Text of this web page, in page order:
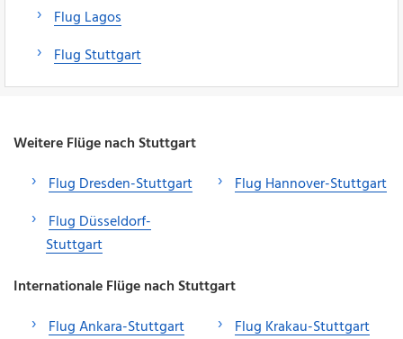
Flug Lagos
Flug Stuttgart
Weitere Flüge nach Stuttgart
Flug Dresden-Stuttgart
Flug Düsseldorf-
Stuttgart
Flug Hannover-Stuttgart
Internationale Flüge nach Stuttgart
Flug Ankara-Stuttgart
Flug Krakau-Stuttgart